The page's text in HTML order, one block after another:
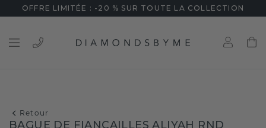
OFFRE LIMITÉE : -20 % SUR TOUTE LA COLLECTION
Retour
BAGUE DE FIANÇAILLES ALIYAH RND